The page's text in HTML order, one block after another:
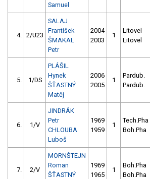
Samuel
4. 2/U23
SALAJ
František
ŠMAKAL
Petr
2004
2003
1
Litovel
Litovel
5. 1/DS
PLÁŠIL
Hynek
ŠŤASTNÝ
Matěj
2006
2005
1
Pardub.
Pardub.
6. 1/V
JINDRÁK
Petr
CHLOUBA
Luboš
1969
1959
1
Tech.Pha
Boh.Pha
7. 2/V
MORNŠTEJN
Roman
ŠŤASTNÝ
1969
1965
1
Boh.Pha
Boh.Pha